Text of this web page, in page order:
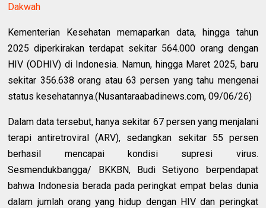
Dakwah
Kementerian Kesehatan memaparkan data, hingga tahun
2025 diperkirakan terdapat sekitar 564.000 orang dengan
HIV (ODHIV) di Indonesia. Namun, hingga Maret 2025, baru
sekitar 356.638 orang atau 63 persen yang tahu mengenai
status kesehatannya.(Nusantaraabadinews.com, 09/06/26)
Dalam data tersebut, hanya sekitar 67 persen yang menjalani
terapi antiretroviral (ARV), sedangkan sekitar 55 persen
berhasil mencapai kondisi supresi virus.
Sesmendukbangga/ BKKBN, Budi Setiyono berpendapat
bahwa Indonesia berada pada peringkat empat belas dunia
dalam jumlah orang yang hidup dengan HIV dan peringkat